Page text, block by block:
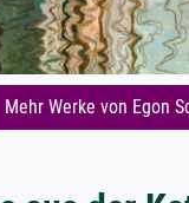
Mehr Werke von Egon